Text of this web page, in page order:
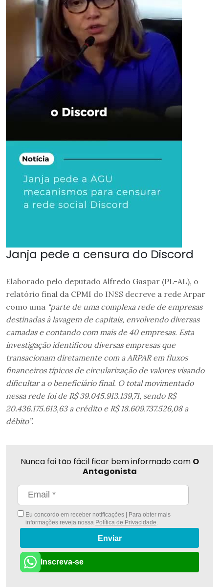
Janja pede a censura do Discord
Elaborado pelo deputado Alfredo Gaspar (PL-AL), o
relatório final da CPMI do INSS decreve a rede Arpar
como uma “parte de uma complexa rede de empresas
destinadas à lavagem de capitais, envolvendo diversas
camadas e contando com mais de 40 empresas. Esta
investigação identificou diversas empresas que
transacionam diretamente com a ARPAR em fluxos
financeiros típicos de circularização de valores visando
dificultar a o beneficiário final. O total movimentado
nessa rede foi de R$ 39.045.913.139,71, sendo R$
20.436.175.613,63 a crédito e R$ 18.609.737.526,08 a
débito”.
Nunca foi tão fácil ficar bem informado com O
Antagonista
Eu concordo em receber notificações | Para obter mais
informações reveja nossa Política de Privacidade
Enviar
Inscreva-se